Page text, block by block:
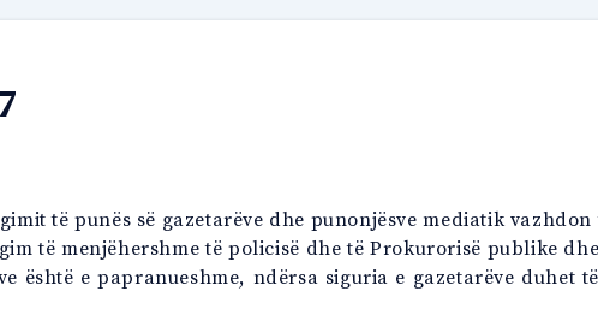
të punës së gazetarëve dhe punonjësve mediatik
të menjëhershme të policisë dhe të Prokurorisë publike
është e papranueshme, ndërsa siguria e gazetarëve duhet